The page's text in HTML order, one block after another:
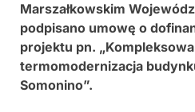
Marszałkowskim
podpisano umowę o
projektu pn. „Kompleksowa
termomodernizacja
Somonino”.